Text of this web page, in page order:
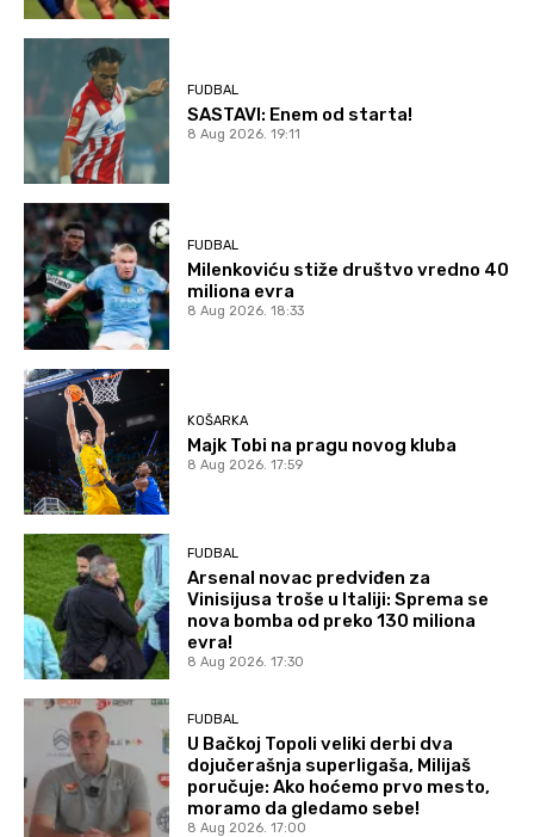
FUDBAL
SASTAVI: Enem od starta!
8 Aug 2026. 19:11
FUDBAL
Milenkoviću stiže društvo vredno 40
miliona evra
8 Aug 2026. 18:33
KOŠARKA
Majk Tobi na pragu novog kluba
8 Aug 2026. 17:59
FUDBAL
Arsenal novac predviđen za
Vinisijusa troše u Italiji: Sprema se
nova bomba od preko 130 miliona
evra!
8 Aug 2026. 17:30
FUDBAL
U Bačkoj Topoli veliki derbi dva
dojučerašnja superligaša, Milijaš
poručuje: Ako hoćemo prvo mesto,
moramo da gledamo sebe!
8 Aug 2026. 17:00